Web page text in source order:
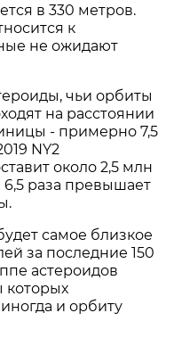
в 330 метров.
к
не ожидают
чьи орбиты
на расстоянии
- примерно 7,5
NY2
около 2,5 млн
раза превышает
самое близкое
за последние 150
астероидов
которых
и орбиту